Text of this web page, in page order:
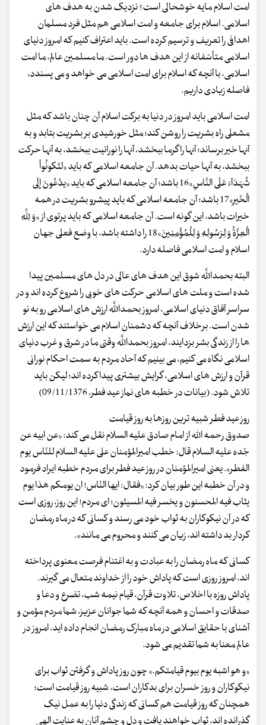
امت اسلام مایه خوشحالی است؟ نزدیک شدن به هدف های
اسلامی. اسلام برای جامعه و امت اسلامی هم مثل فرد مسلمان
اهدافی را تعریف و ترسیم کرده است. باید اعتراف کنیم که امروز دنیای
اسلامی متأسّفانه از این هدف ها دور است. ما مسلمین عالم، ما امت
اسلامی، با آنچه که اسلام برای امت اسلامی می خواهد و می پسندد،
فاصله زیادی داریم.
امت اسلامی باید امروز در دنیا به برکت اسلام آن چنان باشد که مثل
مشعلی راه بشریت را روشن کند؛ مثل خورشیدی بر بشریت بتابد و به
آنها خیر برساند؛ آنها را گرما ببخشد، آنها را نورانیت ببخشد، به آنها حرکت
ببخشد، به آنها حیات بدهد. آن جامعه اسلامی که باید «لتَکونُواْ
شُهَدَآءَ عَلَی النَّاسِ»16 باشد؛ آن جامعه اسلامی که باید «یدْعُونَ إِلَی
الْخَیرِ»17 باشد؛ آن جامعه اسلامی که باید پیشرو بشریت در همه
خیرات باشد، این گونه است. آن جامعه اسلامی که باید پرتوی از «وَ لِلَّهِ
الْعِزَّةُ وَ لِرَسُولِهِ وَ لِلْمُؤْمِنِینَ»18 را داشته باشد، با وضع فعلی جهان
اسلام و امت اسلامی فاصله دارد.
البته بحمداللَّه شوق این هدف های عالی در دل های مسلمین پیدا
شده است و ملت های اسلامی حرکت های خوبی را شروع کرده اند و در
سراسر آفاق دنیای اسلامی، امروز بحمداللَّه ارزش های اسلامی رو به نو
شدن است. برخلاف آنچه که دشمنان اسلام می خواستند که این ارزش
ها را از زندگی بشر بزدایند، امروز بحمداللَّه وقتی ما در شرق و غرب دنیای
اسلامی نگاه می کنیم، می بینیم که آحاد مردم به سمت احکام نورانی
قرآن و ارزش های اسلامی، گرایش بیشتری پیدا کرده اند؛ لیکن باید
تلاش شود. (بیانات در خطبه های نماز عید فطر، 09/11/1376)
روز عید فطر شبیه ترین روزها به روز قیامت
صدوق رحمه الله از امام صادق علیه السلام نقل می کند: «عن ابیه عن
جّده علیه السلام قال: خطب امیرالمؤمنان علی علیه السلام للنّاس یوم
الفطر». یعنی امیرالمؤمنان در روز عید فطر برای مردم خطبه ایراد فرمود
و در آن خطبه این طور بیان کرد: «فقال: ایها النّاس! ان یومکم هذا یوم
یثاب فیه المحسنون و یخسر فیه المسیئون؛ ای مردم! این روز، روزی است
که در آن نیکوکاران به ثواب خود می رسند و کسانی که در ماه رمضان
کردار بد داشته اند، زیان می کنند و محروم می مانند».
کسانی که ماه رمضان را به عبادت و به اغتنام فرصت معنوی پرداخته
اند، امروز روزی است که پاداش خود را از خداوند متعال می گیرند.
پاداش روزه با اخلاص، تلاوت قرآن، قیام نیمه شب، تضرع و دعا و
صدقات و احسان و همه آنچه که شما جوانان عزیز، شما مردم مؤمن و
آشنای با حقایق اسلامی در ماه مبارک رمضان انجام داده اید، امروز در
عالم معنا به شما تقدیم می شود.
«و هو اشبه یوم بیوم قیامتکم.» چون روز پاداش و گرفتن ثواب برای
نیکوکاران و روز خسران برای بدکاران است، شبیه روز قیامت است؛
همچنان که روز قیامت هم کسانی که زندگی دنیا را به عمل نیک
گذرانده اند، ثواب خواهند یافت و دل و چشم آنان به عنایت الهی